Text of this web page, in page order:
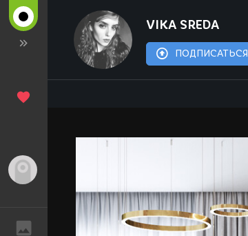
ГАЛЕРЕЯ
VIKA SREDA
ПОДПИСАТЬСЯ